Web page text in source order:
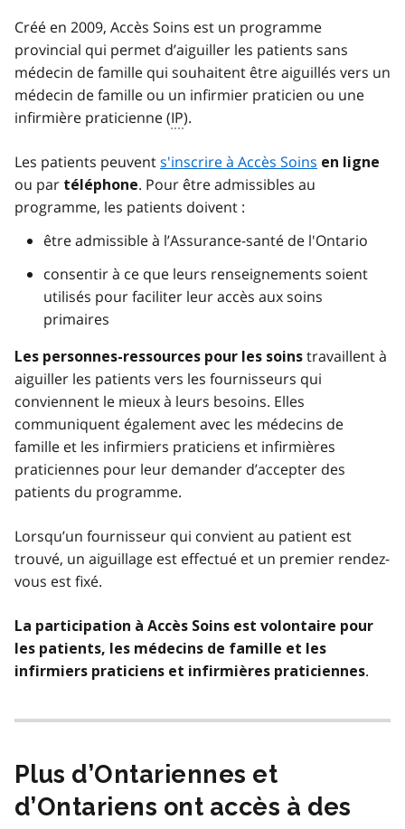
Créé en 2009, Accès Soins est un programme
provincial qui permet d’aiguiller les patients sans
médecin de famille qui souhaitent être aiguillés vers un
médecin de famille ou un infirmier praticien ou une
infirmière praticienne (IP).
Les patients peuvents'inscrire à Accès Soins en ligne
ou par téléphone. Pour être admissibles au
programme, les patients doivent :
être admissible à l’Assurance-santé de l'Ontario
consentir à ce que leurs renseignements soient
utilisés pour faciliter leur accès aux soins
primaires
Les personnes-ressources pour les soins travaillent à
aiguiller les patients vers les fournisseurs qui
conviennent le mieux à leurs besoins. Elles
communiquent également avec les médecins de
famille et les infirmiers praticiens et infirmières
praticiennes pour leur demander d’accepter des
patients du programme.
Lorsqu’un fournisseur qui convient au patient est
trouvé, un aiguillage est effectué et un premier rendez-
vous est fixé.
La participation à Accès Soins est volontaire pour
les patients, les médecins de famille et les
infirmiers praticiens et infirmières praticiennes.
Plus d’Ontariennes et
d’Ontariens ont accès à des